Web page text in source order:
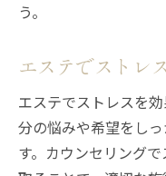
う。
エステでストレ
エステでストレスを
分の悩みや希望をし
す。カウンセリング